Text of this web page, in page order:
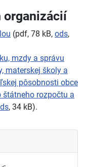
organizácií
(pdf, 78 kB, ods,
mzdy a správu
materskej školy a
pôsobnosti obce
rozpočtu a
, 34 kB).